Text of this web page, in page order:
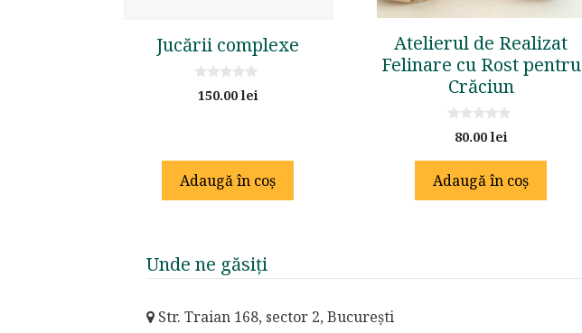
Jucării complexe
0
o
5
150.00lei
Adaugă în coș
Atelierul de Realizat
Felinare cu Rost pentru
Crăciun
o
f
5
80.00lei
Adaugă în coș
Unde ne găsiți
Str. Traian 168, sector 2, București